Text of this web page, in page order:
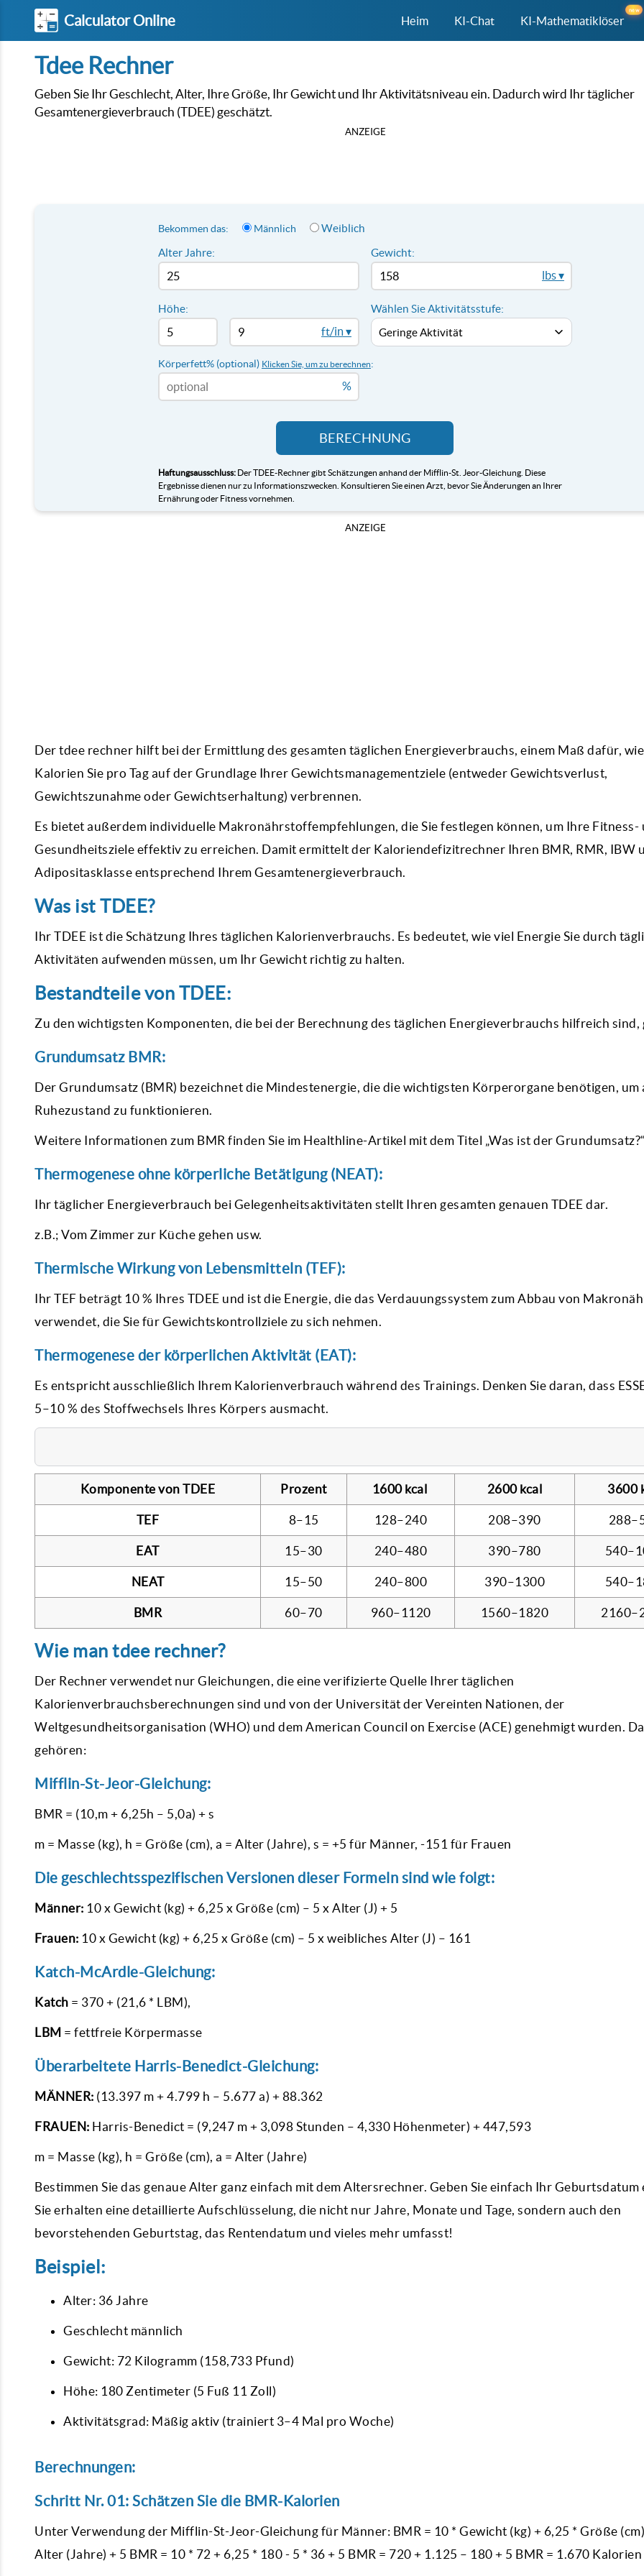
Calculator Online Heim KI-Chat KI-Mathematiklöser
new
Tdee Rechner
Geben Sie Ihr Geschlecht, Alter, Ihre Größe, Ihr Gewicht und Ihr Aktivitätsniveau ein. Dadurch wird Ihr täglicher
Gesamtenergieverbrauch (TDEE) geschätzt.
ANZEIGE
Bekommen das: Männlich
Weiblich
Alter Jahre:
Gewicht:
lbs ▾
Höhe:
ft/in ▾
Wählen Sie Aktivitätsstufe:
Körperfett% (optional) Klicken Sie, um zu berechnen:
%
BERECHNUNG
Haftungsausschluss: Der TDEE-Rechner gibt Schätzungen anhand der Mifflin-St. Jeor-Gleichung. Diese
Ergebnisse dienen nur zu Informationszwecken. Konsultieren Sie einen Arzt, bevor Sie Änderungen an Ihrer
Ernährung oder Fitness vornehmen.
ANZEIGE
Der tdee rechner hilft bei der Ermittlung des gesamten täglichen Energieverbrauchs, einem Maß dafür,
Kalorien Sie pro Tag auf der Grundlage Ihrer Gewichtsmanagementziele (entweder Gewichtsverlust,
Gewichtszunahme oder Gewichtserhaltung) verbrennen.
Es bietet außerdem individuelle Makronährstoffempfehlungen, die Sie festlegen können, um Ihre Fitness-
Gesundheitsziele effektiv zu erreichen. Damit ermittelt der Kaloriendefizitrechner Ihren BMR, RMR, IBW
Adipositasklasse entsprechend Ihrem Gesamtenergieverbrauch.
Was ist TDEE?
Ihr TDEE ist die Schätzung Ihres täglichen Kalorienverbrauchs. Es bedeutet, wie viel Energie Sie durch
Aktivitäten aufwenden müssen, um Ihr Gewicht richtig zu halten.
Bestandteile von TDEE:
Zu den wichtigsten Komponenten, die bei der Berechnung des täglichen Energieverbrauchs hilfreich sind,
Grundumsatz BMR:
Der Grundumsatz (BMR) bezeichnet die Mindestenergie, die die wichtigsten Körperorgane benötigen, um
Ruhezustand zu funktionieren.
Weitere Informationen zum BMR finden Sie im Healthline-Artikel mit dem Titel „Was ist der Grundumsatz?“
Thermogenese ohne körperliche Betätigung (NEAT):
Ihr täglicher Energieverbrauch bei Gelegenheitsaktivitäten stellt Ihren gesamten genauen TDEE dar.
z.B.; Vom Zimmer zur Küche gehen usw.
Thermische Wirkung von Lebensmitteln (TEF):
Ihr TEF beträgt 10 % Ihres TDEE und ist die Energie, die das Verdauungssystem zum Abbau von
verwendet, die Sie für Gewichtskontrollziele zu sich nehmen.
Thermogenese der körperlichen Aktivität (EAT):
Es entspricht ausschließlich Ihrem Kalorienverbrauch während des Trainings. Denken Sie daran, dass
5–10 % des Stoffwechsels Ihres Körpers ausmacht.
Komponente von TDEE Prozent 1600 kcal 2600 kcal 3600
TEF 8–15 128–240 208–390
EAT 15–30 240–480 390–780
NEAT 15–50 240–800 390–1300
BMR 60–70 960–1120 1560–1820
Wie man tdee rechner?
Der Rechner verwendet nur Gleichungen, die eine verifizierte Quelle Ihrer täglichen
Kalorienverbrauchsberechnungen sind und von der Universität der Vereinten Nationen, der
Weltgesundheitsorganisation (WHO) und dem American Council on Exercise (ACE) genehmigt wurden.
gehören:
Mifflin-St-Jeor-Gleichung:
BMR = (10,m + 6,25h – 5,0a) + s
m = Masse (kg), h = Größe (cm), a = Alter (Jahre), s = +5 für Männer, -151 für Frauen
Die geschlechtsspezifischen Versionen dieser Formeln sind wie folgt:
Männer: 10 x Gewicht (kg) + 6,25 x Größe (cm) – 5 x Alter (J) + 5
Frauen: 10 x Gewicht (kg) + 6,25 x Größe (cm) – 5 x weibliches Alter (J) – 161
Katch-McArdle-Gleichung:
Katch = 370 + (21,6 * LBM),
LBM = fettfreie Körpermasse
Überarbeitete Harris-Benedict-Gleichung:
MÄNNER: (13.397 m + 4.799 h – 5.677 a) + 88.362
FRAUEN: Harris-Benedict = (9,247 m + 3,098 Stunden – 4,330 Höhenmeter) + 447,593
m = Masse (kg), h = Größe (cm), a = Alter (Jahre)
Bestimmen Sie das genaue Alter ganz einfach mit dem Altersrechner. Geben Sie einfach Ihr Geburtsdatum
Sie erhalten eine detaillierte Aufschlüsselung, die nicht nur Jahre, Monate und Tage, sondern auch den
bevorstehenden Geburtstag, das Rentendatum und vieles mehr umfasst!
Beispiel:
Alter: 36 Jahre
Geschlecht männlich
Gewicht: 72 Kilogramm (158,733 Pfund)
Höhe: 180 Zentimeter (5 Fuß 11 Zoll)
Aktivitätsgrad: Mäßig aktiv (trainiert 3–4 Mal pro Woche)
Berechnungen:
Schritt Nr. 01: Schätzen Sie die BMR-Kalorien
Unter Verwendung der Mifflin-St-Jeor-Gleichung für Männer: BMR = 10 * Gewicht (kg) + 6,25 * Größe
Alter (Jahre) + 5 BMR = 10 * 72 + 6,25 * 180 - 5 * 36 + 5 BMR = 720 + 1.125 – 180 + 5 BMR = 1.670 Kalorien